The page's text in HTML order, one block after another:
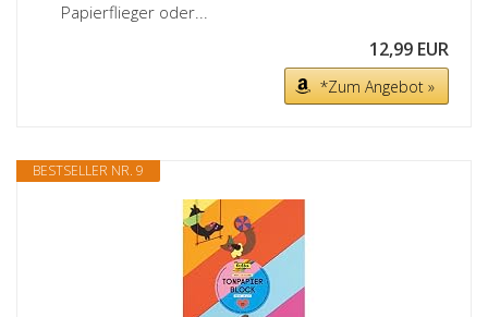
Papierflieger oder...
12,99 EUR
*Zum Angebot »
BESTSELLER NR. 9